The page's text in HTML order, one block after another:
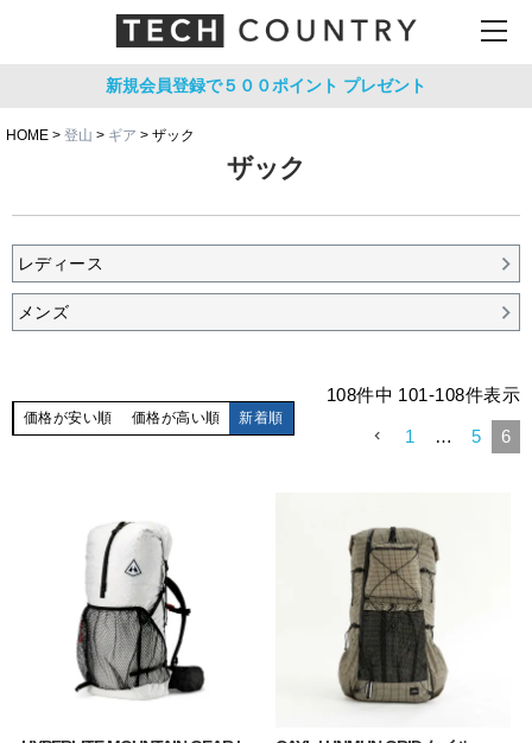
新規会員登録で５００ポイント プレゼント
HOME 登山 ギア ザック
ザック
レディース
メンズ
価格が安い順 価格が高い順 新着順
108件中 101-108件表示
1 … 5 6